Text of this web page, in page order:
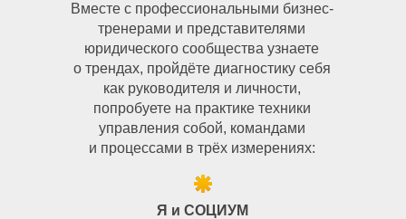
Я и СОЦИУМ
Вместе с профессиональными бизнес-
тренерами и представителями
юридического сообщества узнаете
о трендах, пройдёте диагностику себя
как руководителя и личности,
попробуете на практике техники
управления собой, командами
и процессами в трёх измерениях: